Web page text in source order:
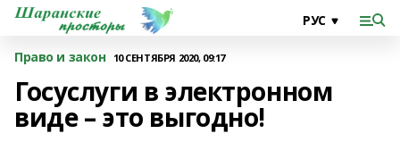
Право и закон 10 СЕНТЯБРЯ 2020, 09:17
Госуслуги в электронном
виде – это выгодно!